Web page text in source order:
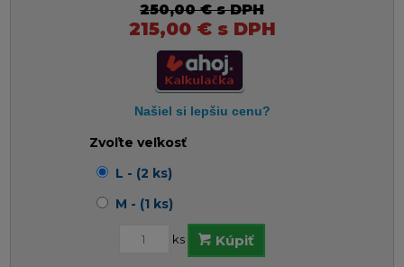
250,00 €s DPH
215,00 €s DPH
Zvoľte veľkosť
L - (2 ks)
M - (1 ks)
ks Kúpiť